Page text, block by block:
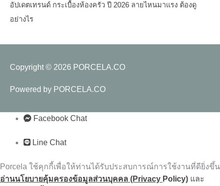
อัปเดตเทรนด์ กระเบื้องห้องครัว ปี 2026 ลายไหนมาแรง ต้องดู
อย่างไร
Copyright © 2026 PORCELA.CO
Powered by PORCELA.CO
Facebook Chat
Line Chat
Porcela ใช้คุกกี้เพื่อให้ท่านได้รับประสบการณ์การใช้งานที่ดียิ่งขึ้น
อ่านนโยบายคุ้มครองข้อมูลส่วนบุคคล (Privacy Policy) และ